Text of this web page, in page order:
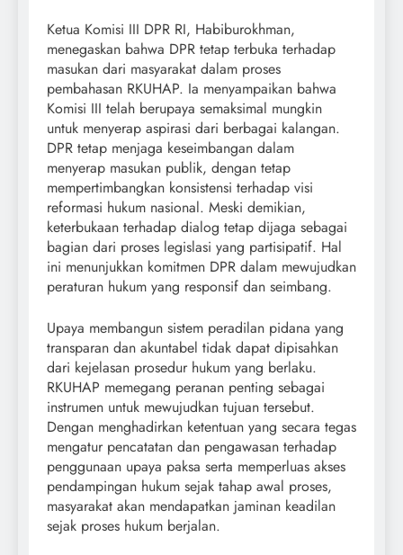
Ketua Komisi III DPR RI, Habiburokhman,
menegaskan bahwa DPR tetap terbuka terhadap
masukan dari masyarakat dalam proses
pembahasan RKUHAP. Ia menyampaikan bahwa
Komisi III telah berupaya semaksimal mungkin
untuk menyerap aspirasi dari berbagai kalangan.
DPR tetap menjaga keseimbangan dalam
menyerap masukan publik, dengan tetap
mempertimbangkan konsistensi terhadap visi
reformasi hukum nasional. Meski demikian,
keterbukaan terhadap dialog tetap dijaga sebagai
bagian dari proses legislasi yang partisipatif. Hal
ini menunjukkan komitmen DPR dalam mewujudkan
peraturan hukum yang responsif dan seimbang.
Upaya membangun sistem peradilan pidana yang
transparan dan akuntabel tidak dapat dipisahkan
dari kejelasan prosedur hukum yang berlaku.
RKUHAP memegang peranan penting sebagai
instrumen untuk mewujudkan tujuan tersebut.
Dengan menghadirkan ketentuan yang secara tegas
mengatur pencatatan dan pengawasan terhadap
penggunaan upaya paksa serta memperluas akses
pendampingan hukum sejak tahap awal proses,
masyarakat akan mendapatkan jaminan keadilan
sejak proses hukum berjalan.